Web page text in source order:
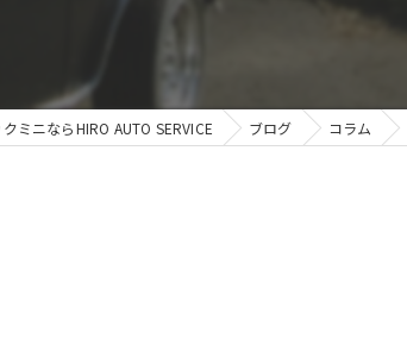
ミニならHIRO AUTO SERVICE ブログ コラム